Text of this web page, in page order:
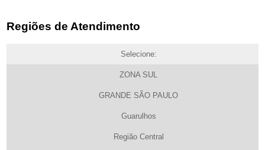
Regiões de Atendimento
Selecione:
ZONA SUL
GRANDE SÃO PAULO
Guarulhos
Região Central